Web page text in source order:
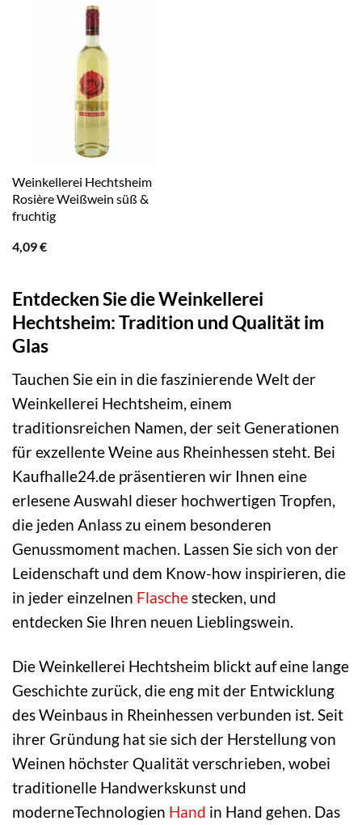
Weinkellerei Hechtsheim
Rosière Weißwein süß &
fruchtig
4,09€
Entdecken Sie die Weinkellerei
Hechtsheim: Tradition und Qualität im
Glas
Tauchen Sie ein in die faszinierende Welt der
Weinkellerei Hechtsheim, einem
traditionsreichen Namen, der seit Generationen
für exzellente Weine aus Rheinhessen steht. Bei
Kaufhalle24.de präsentieren wir Ihnen eine
erlesene Auswahl dieser hochwertigen Tropfen,
die jeden Anlass zu einem besonderen
Genussmoment machen. Lassen Sie sich von der
Leidenschaft und dem Know-how inspirieren, die
in jeder einzelnen Flaschestecken, und
entdecken Sie Ihren neuen Lieblingswein.
Die Weinkellerei Hechtsheim blickt auf eine lange
Geschichte zurück, die eng mit der Entwicklung
des Weinbaus in Rheinhessen verbunden ist. Seit
ihrer Gründung hat sie sich der Herstellung von
Weinen höchster Qualität verschrieben, wobei
traditionelle Handwerkskunst und
moderneTechnologien Hand in Hand gehen. Das